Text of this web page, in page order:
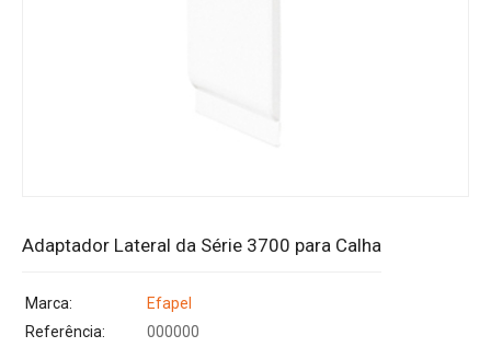
Adaptador Lateral da Série 3700 para Calha
Marca:
Efapel
Referência:
000000